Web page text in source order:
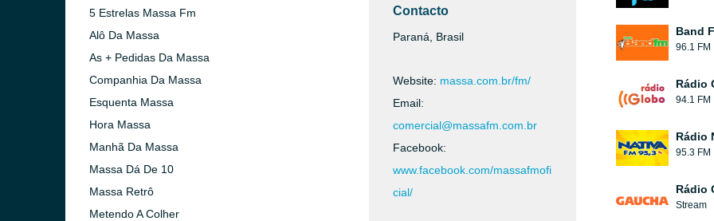
5 Estrelas Massa Fm
Alô Da Massa
As + Pedidas Da Massa
Companhia Da Massa
Esquenta Massa
Hora Massa
Manhã Da Massa
Massa Dá De 10
Massa Retrô
Metendo A Colher
Contacto
Paraná, Brasil
Website: massa.com.br/fm/
Email:
comercial@massafm.com.br
Facebook:
www.facebook.com/massafmofi
cial/
Band
96.1 FM
Rádio
94.1 FM
Rádio
95.3 FM
Rádio
Stream